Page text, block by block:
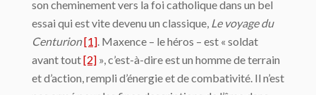
son cheminement vers la foi catholique dans un bel
essai qui est vite devenu un classique, Le voyage du
Centurion[1]. Maxence – le héros – est « soldat
avant tout[2] », c’est-à-dire est un homme de terrain
et d’action, rempli d’énergie et de combativité. Il n’est